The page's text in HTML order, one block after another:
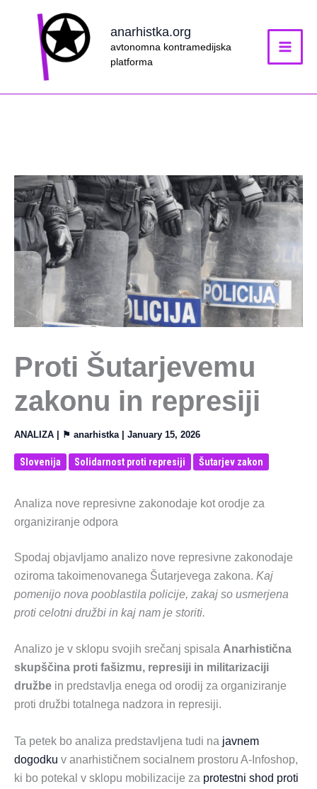
anarhistka.org
avtonomna kontramedijska
platforma
Proti Šutarjevemu
zakonu in represiji
ANALIZA | ⚑ anarhistka | January 15, 2026
Slovenija Solidarnost proti represiji Šutarjev zakon
Analiza nove represivne zakonodaje kot orodje za
organiziranje odpora
Spodaj objavljamo analizo nove represivne zakonodaje
oziroma takoimenovanega Šutarjevega zakona. Kaj
pomenijo nova pooblastila policije, zakaj so usmerjena
proti celotni družbi in kaj nam je storiti.
Analizo je v sklopu svojih srečanj spisala Anarhistična
skupščina proti fašizmu, represiji in militarizaciji
družbe in predstavlja enega od orodij za organiziranje
proti družbi totalnega nadzora in represiji.
Ta petek bo analiza predstavljena tudi na javnem
dogodku v anarhističnem socialnem prostoru A-Infoshop,
ki bo potekal v sklopu mobilizacije za protestni shod proti